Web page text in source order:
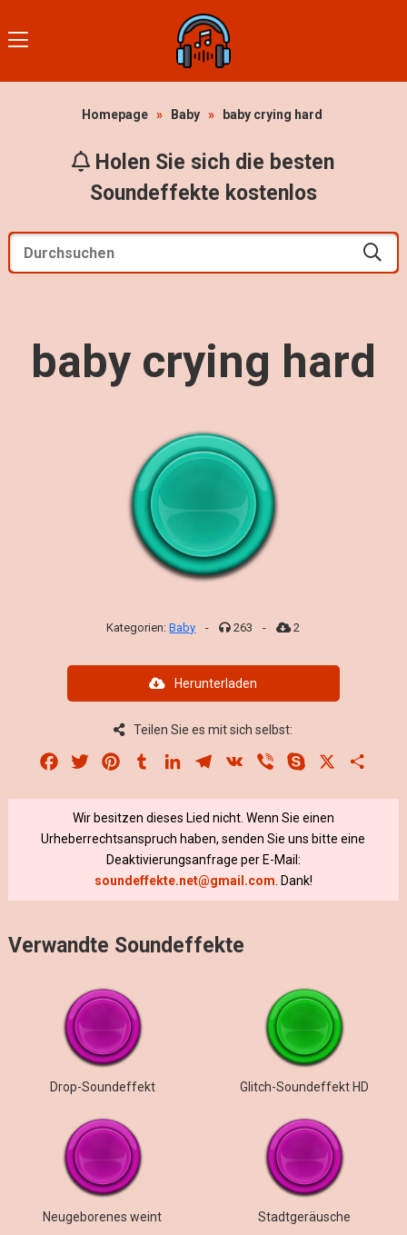
Homepage » Baby » baby crying hard
Holen Sie sich die besten
Soundeffekte kostenlos
baby crying hard
Kategorien:Baby - 263 - 2
Herunterladen
Teilen Sie es mit sich selbst:
Facebook
Twitter PinterestTumblrLinkedInTelegram
VK Viber Skype
Wir besitzen dieses Lied nicht. Wenn Sie einen
Urheberrechtsanspruch haben, senden Sie uns bitte eine
Deaktivierungsanfrage per E-Mail:
soundeffekte.net@gmail.com . Dank!
Verwandte Soundeffekte
Drop-Soundeffekt Glitch-Soundeffekt HD
Neugeborenes weint Stadtgeräusche